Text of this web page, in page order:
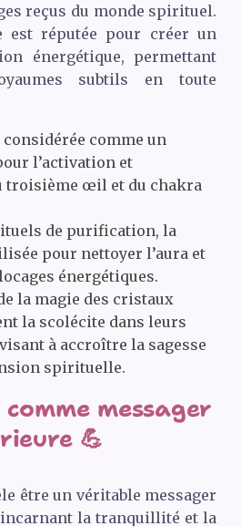
reçus du monde spirituel.
est réputée pour créer un
énergétique, permettant
subtils en toute
comme un
l’activation et
troisième œil et du chakra
de purification, la
pour nettoyer l’aura et
énergétiques.
la magie des cristaux
la scolécite dans leurs
à accroître la sagesse
spirituelle.
messager
💪
être un véritable messager
la tranquillité et la